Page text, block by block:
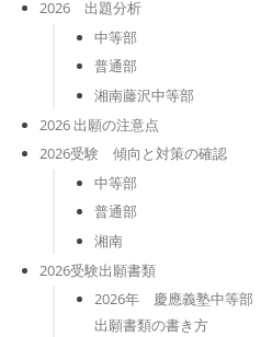
2026 出題分析
中等部
普通部
湘南藤沢中等部
2026 出願の注意点
2026受験 傾向と対策の確認
中等部
普通部
湘南
2026受験出願書類
2026年 慶應義塾中等部
出願書類の書き方